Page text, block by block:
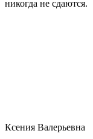
никогда не сдаются.
Ксения Валерьевна